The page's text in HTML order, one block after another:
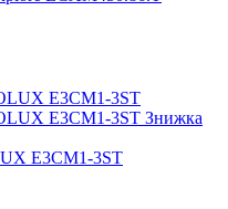
Знижка
E3CM1-3ST